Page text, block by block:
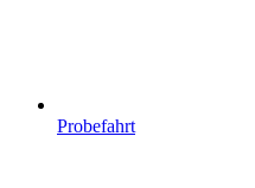
Probefahrt